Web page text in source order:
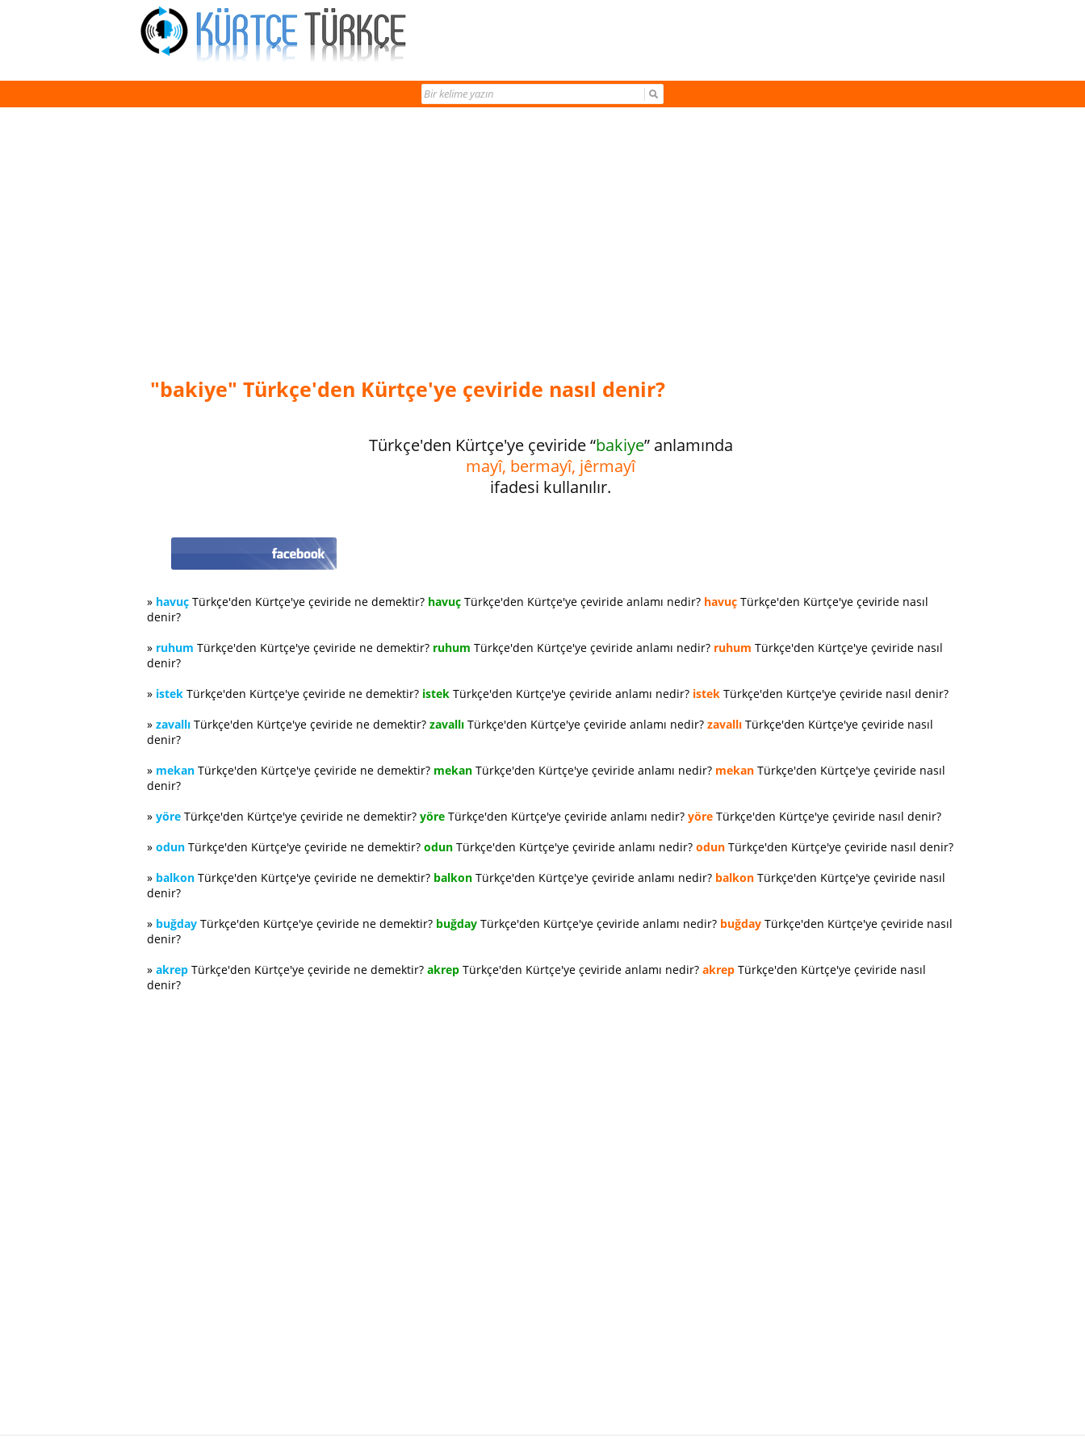
"bakiye" Türkçe'den Kürtçe'ye çeviride nasıl denir?
Türkçe'den Kürtçe'ye çeviride “bakiye” anlamında
mayî, bermayî, jêrmayî
ifadesi kullanılır.
» havuç Türkçe'den Kürtçe'ye çeviride ne demektir? havuç Türkçe'den Kürtçe'ye çeviride anlamı nedir? havuç Türkçe'den Kürtçe'ye çeviride nasıl
denir?
» ruhum Türkçe'den Kürtçe'ye çeviride ne demektir? ruhum Türkçe'den Kürtçe'ye çeviride anlamı nedir? ruhum Türkçe'den Kürtçe'ye çeviride nasıl
denir?
» istek Türkçe'den Kürtçe'ye çeviride ne demektir? istek Türkçe'den Kürtçe'ye çeviride anlamı nedir? istek Türkçe'den Kürtçe'ye çeviride nasıl denir?
» zavallı Türkçe'den Kürtçe'ye çeviride ne demektir? zavallı Türkçe'den Kürtçe'ye çeviride anlamı nedir? zavallı Türkçe'den Kürtçe'ye çeviride nasıl
denir?
» mekan Türkçe'den Kürtçe'ye çeviride ne demektir? mekan Türkçe'den Kürtçe'ye çeviride anlamı nedir? mekan Türkçe'den Kürtçe'ye çeviride nasıl
denir?
» yöre Türkçe'den Kürtçe'ye çeviride ne demektir? yöre Türkçe'den Kürtçe'ye çeviride anlamı nedir? yöre Türkçe'den Kürtçe'ye çeviride nasıl denir?
» odun Türkçe'den Kürtçe'ye çeviride ne demektir? odun Türkçe'den Kürtçe'ye çeviride anlamı nedir? odun Türkçe'den Kürtçe'ye çeviride nasıl denir?
» balkon Türkçe'den Kürtçe'ye çeviride ne demektir? balkon Türkçe'den Kürtçe'ye çeviride anlamı nedir? balkon Türkçe'den Kürtçe'ye çeviride nasıl
denir?
» buğday Türkçe'den Kürtçe'ye çeviride ne demektir? buğday Türkçe'den Kürtçe'ye çeviride anlamı nedir? buğday Türkçe'den Kürtçe'ye çeviride nasıl
denir?
» akrep Türkçe'den Kürtçe'ye çeviride ne demektir? akrep Türkçe'den Kürtçe'ye çeviride anlamı nedir? akrep Türkçe'den Kürtçe'ye çeviride nasıl
denir?